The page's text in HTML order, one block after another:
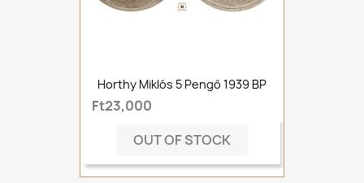
Horthy Miklós 5 Pengő 1939 BP
Ft23,000
OUT OF STOCK